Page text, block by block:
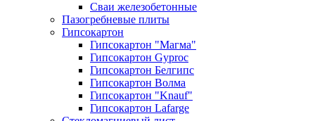
Сваи железобетонные
Пазогребневые плиты
Гипсокартон
Гипсокартон "Магма"
Гипсокартон Gyproc
Гипсокартон Белгипс
Гипсокартон Волма
Гипсокартон "Knauf"
Гипсокартон Lafarge